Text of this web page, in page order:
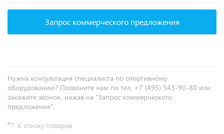
Запрос коммерческого предложения
Нужна консультация специалиста по спортивному
оборудованию? Позвоните нам по тел. +7 (495) 543-90-80 или
закажите звонок, нажав на "Запрос коммерческого
предложения".
К списку товаров